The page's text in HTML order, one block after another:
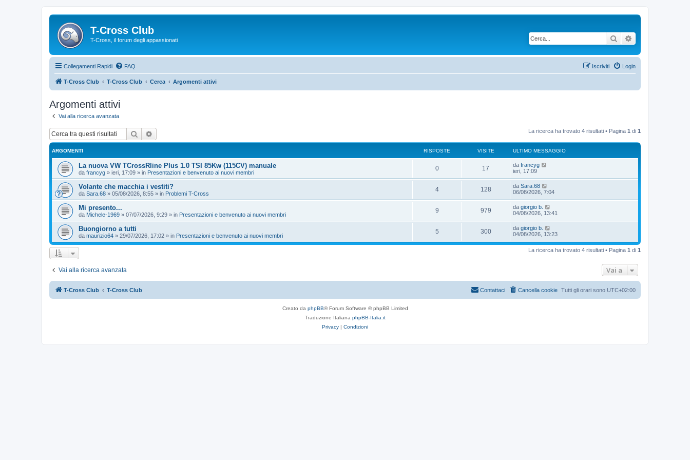
T-Cross Club
T-Cross, il forum degli appassionati Cerca
Collegamenti Rapidi FAQ Login
Iscriviti
T-Cross Club T-Cross Club Cerca Argomenti attivi
Argomenti attivi
Vai alla ricerca avanzata
Cerca La ricerca ha trovato 4 risultati • Pagina 1 di 1
ARGOMENTI RISPOSTE VISITE ULTIMO MESSAGGIO
La nuova VW TCrossRline Plus 1.0 TSI 85Kw (115CV) manuale
da francyg » ieri, 17:09 » in Presentazioni e benvenuto ai nuovi membri
0 17 da francyg
ieri, 17:09
Volante che macchia i vestiti?
da Sara.68 » 05/08/2026, 8:55 » in Problemi T-Cross
4 128 da Sara.68
06/08/2026, 7:04
Mi presento...
da Michele-1969 » 07/07/2026, 9:29 » in Presentazioni e benvenuto ai nuovi membri
9 979 da giorgio b.
04/08/2026, 13:41
Buongiorno a tutti
da maurizio64 » 29/07/2026, 17:02 » in Presentazioni e benvenuto ai nuovi membri
5 300 da giorgio b.
04/08/2026, 13:23
La ricerca ha trovato 4 risultati • Pagina 1 di 1
Vai alla ricerca avanzata Vai a
T-Cross Club T-Cross Club Tutti gli orari sono UTC+02:00
Cancella cookie
Contattaci
Creato da phpBB® Forum Software © phpBB Limited
Traduzione Italiana phpBB-Italia.it
Privacy | Condizioni